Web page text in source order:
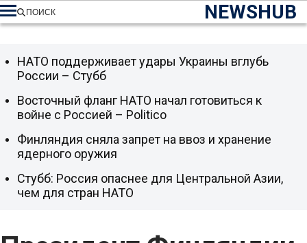
NEWSHUB
ПОИСК
НАТО поддерживает удары Украины вглубь
России – Стубб
Восточный фланг НАТО начал готовиться к
войне с Россией – Politico
Финляндия сняла запрет на ввоз и хранение
ядерного оружия
Стубб: Россия опаснее для Центральной Азии,
чем для стран НАТО